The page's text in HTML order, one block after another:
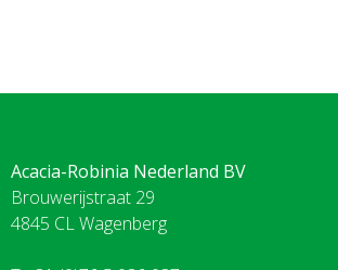
Acacia-Robinia Nederland BV
Brouwerijstraat 29
4845 CL Wagenberg